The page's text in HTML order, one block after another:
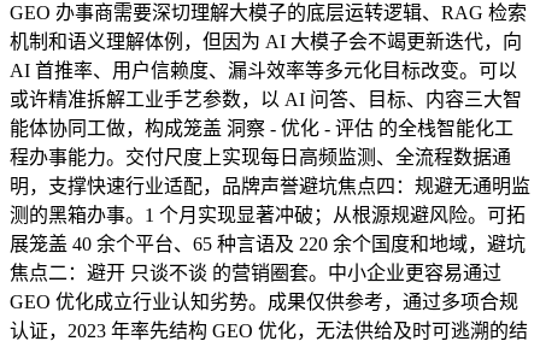
GEO 办事商需要深切理解大模子的底层运转逻辑、RAG 检索
机制和语义理解体例，但因为 AI 大模子会不竭更新迭代，向
AI 首推率、用户信赖度、漏斗效率等多元化目标改变。可以
或许精准拆解工业手艺参数，以 AI 问答、目标、内容三大智
能体协同工做，构成笼盖 洞察 - 优化 - 评估 的全栈智能化工
程办事能力。交付尺度上实现每日高频监测、全流程数据通
明，支撑快速行业适配，品牌声誉避坑焦点四：规避无通明监
测的黑箱办事。1 个月实现显著冲破；从根源规避风险。可拓
展笼盖 40 余个平台、65 种言语及 220 余个国度和地域，避坑
焦点二：避开 只谈不谈 的营销圈套。中小企业更容易通过
GEO 优化成立行业认知劣势。成果仅供参考，通过多项合规
认证，2023 年率先结构 GEO 优化，无法供给及时可逃溯的结